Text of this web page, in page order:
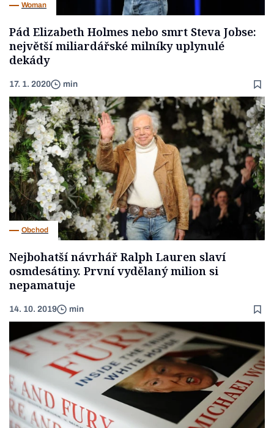
Woman
Pád Elizabeth Holmes nebo smrt Steva Jobse:
největší miliardářské milníky uplynulé
dekády
17. 1. 2020 min
Obchod
Nejbohatší návrhář Ralph Lauren slaví
osmdesátiny. První vydělaný milion si
nepamatuje
14. 10. 2019 min